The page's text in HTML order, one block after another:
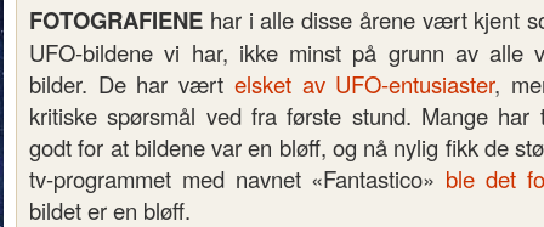
FOTOGRAFIENE har i alle disse årene vært kjent
UFO-bildene vi har, ikke minst på grunn av alle
bilder. De har vært elsket av UFO-entusiaster,
kritiske spørsmål ved fra første stund. Mange har
godt for at bildene var en bløff, og nå nylig fikk de
tv-programmet med navnet «Fantastico» ble det
bildet er en bløff.